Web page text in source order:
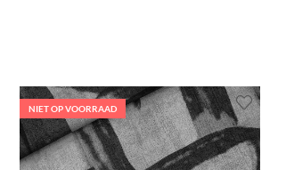
NIET OP VOORRAAD